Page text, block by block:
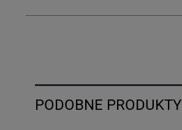
PODOBNE PRODUKTY